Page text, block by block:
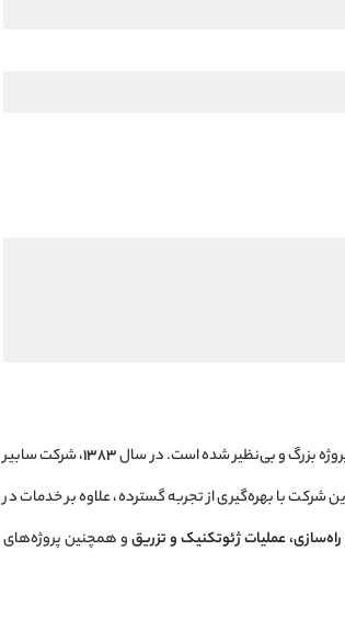
بزرگ و بی‌نظیر شده است. در سال۱۳۸۳، شرکت سابیر
شرکت با بهره‌گیری از تجربه گسترده، علاوه بر خدمات در
عملیات ژئوتکنیک و تزریقو همچنین پروژه‌های